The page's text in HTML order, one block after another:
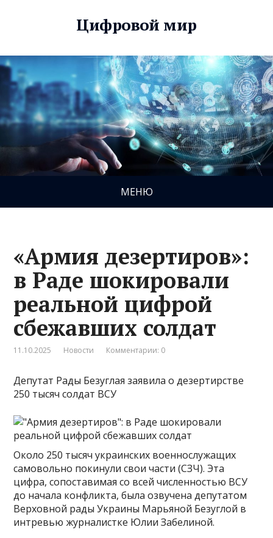
Цифровой мир
МЕНЮ
«Армия дезертиров»:
в Раде шокировали
реальной цифрой
сбежавших солдат
11.10.2025 Новости Комментарии: 0
Депутат Рады Безуглая заявила о дезертирстве
250 тысяч солдат ВСУ
Около 250 тысяч украинских военнослужащих
самовольно покинули свои части (СЗЧ). Эта
цифра, сопоставимая со всей численностью ВСУ
до начала конфликта, была озвучена депутатом
Верховной рады Украины Марьяной Безуглой в
интревью журналистке Юлии Забелиной.